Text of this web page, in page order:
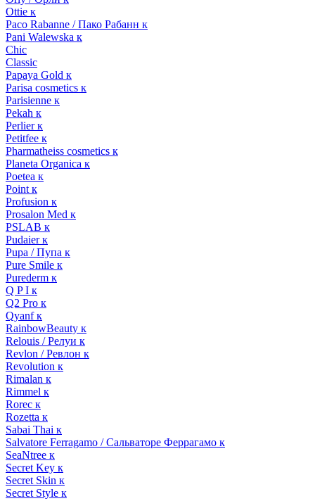
Ottie к
Paco Rabanne / Пако Рабанн к
Pani Walewska к
Chic
Classic
Papaya Gold к
Parisa cosmetics к
Parisienne к
Pekah к
Perlier к
Petitfee к
Pharmatheiss cosmetics к
Planeta Organica к
Poetea к
Point к
Profusion к
Prosalon Med к
PSLAB к
Pudaier к
Pupa / Пупа к
Pure Smile к
Purederm к
Q P I к
Q2 Pro к
Qyanf к
RainbowBeauty к
Relouis / Релуи к
Revlon / Ревлон к
Revolution к
Rimalan к
Rimmel к
Rorec к
Rozetta к
Sabai Thai к
Salvatore Ferragamo / Сальваторе Феррагамо к
SeaNtree к
Secret Key к
Secret Skin к
Secret Style к